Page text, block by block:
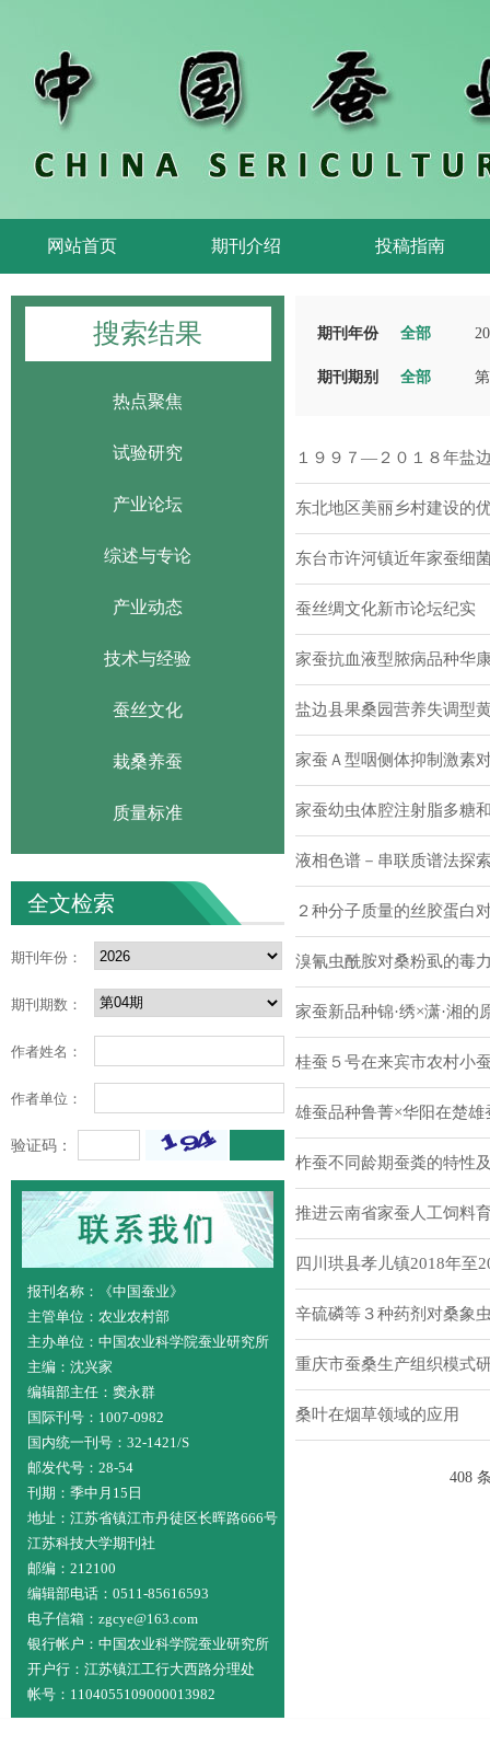
网站首页 期刊介绍 投稿指南
搜索结果
热点聚焦
试验研究
产业论坛
综述与专论
产业动态
技术与经验
蚕丝文化
栽桑养蚕
质量标准
全文检索
期刊年份：
期刊期数：
作者姓名：
作者单位：
验证码：
报刊名称：《中国蚕业》
主管单位：农业农村部
主办单位：中国农业科学院蚕业研究所
主编：沈兴家
编辑部主任：窦永群
国际刊号：1007-0982
国内统一刊号：32-1421/S
邮发代号：28-54
刊期：季中月15日
地址：江苏省镇江市丹徒区长晖路666号
江苏科技大学期刊社
邮编：212100
编辑部电话：0511-85616593
电子信箱：zgcye@163.com
银行帐户：中国农业科学院蚕业研究所
开户行：江苏镇江工行大西路分理处
帐号：1104055109000013982
期刊年份 全部
期刊期别 全部
１９９７—２０１８年盐
东北地区美丽乡村建设
东台市许河镇近年家蚕细
蚕丝绸文化新市论坛纪实
家蚕抗血液型脓病品种华
盐边县果桑园营养失调型
家蚕Ａ型咽侧体抑制激素
家蚕幼虫体腔注射脂多糖
液相色谱－串联质谱法探
２种分子质量的丝胶蛋白
溴氰虫酰胺对桑粉虱的毒
家蚕新品种锦·绣×潇·湘的
桂蚕５号在来宾市农村小
雄蚕品种鲁菁×华阳在楚雄
柞蚕不同龄期蚕粪的特性
推进云南省家蚕人工饲料
四川珙县孝儿镇2018年至
辛硫磷等３种药剂对桑象
重庆市蚕桑生产组织模式
桑叶在烟草领域的应用
408